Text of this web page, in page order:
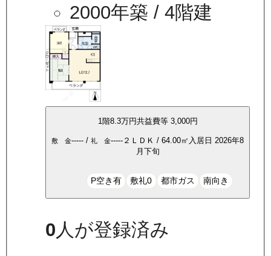
2000年築 / 4階建
1階8.3万円共益費等 3,000円
敷 金----- / 礼 金----- ２ＬＤＫ / 64.00㎡ 入居日 2026年8
月下旬
P空き有 敷礼0 都市ガス 南向き
0人が登録済み